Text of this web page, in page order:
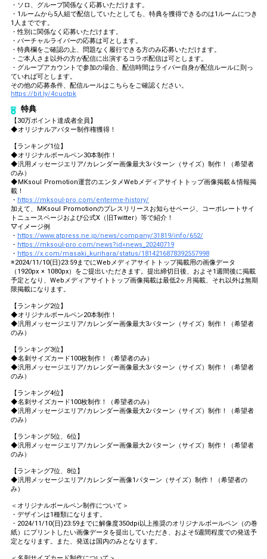
・ソロ、グループ関係なく応募いただけます。
・1ルームから5人組で配信していたとしても、特典を獲得できるのは1ルームにつき
1人までです。
・性別に関係なく応募いただけます。
・バーチャルライバーの応募は可とします。
・特典欄をご確認の上、問題なく履行できる方のみ応募いただけます。
・ご本人さま以外の方が配信に出演するコラボ配信は可とします。
・グループアカウントで参加の場合、配信時間はライバー自身が配信ルールに則っ
ていれば可とします。
その他の応募条件、配信ルールはこちらをご確認ください。
https://bit.ly/4cuotpk
特典
【30万ポイント達成者全員】
◆オリジナルアバター制作権獲得！
【ランキング1位】
◆オリジナルボールペン30本制作！
◆汎用メッセージエリア/カレンダー画像最大3パターン（サイズ）制作！（希望者
のみ）
◆MKsoul Promotion運営のエンタメWebメディアサイトトップ画像掲載＆情報掲
載！
・ https://mksoul-pro.com/enterme-history/
加えて、MKsoul Promotionのプレスリリースお知らせページ、コーポレートサイ
トニュースページおよび公式X（旧Twitter）等で紹介！
▽イメージ例
・ https://www.atpress.ne.jp/news/company/31819/info/652/
・ https://mksoul-pro.com/news?id=news_20240719
・ https://x.com/masaki_kurihara/status/1814216878392557998
※2024/11/10(日)23:59までにWebメディアサイトトップ掲載用の画像データ
（1920px × 1080px）をご提出いただきます。提出締切日後、およそ1週間後に掲載
予定となり、Webメディアサイトトップ画像掲載は最低2ヶ月掲載、それ以外は無期
限掲載になります。
【ランキング2位】
◆オリジナルボールペン20本制作！
◆汎用メッセージエリア/カレンダー画像最大3パターン（サイズ）制作！（希望者
のみ）
【ランキング3位】
◆名刺サイズカード100枚制作！（希望者のみ）
◆汎用メッセージエリア/カレンダー画像最大3パターン（サイズ）制作！（希望者
のみ）
【ランキング4位】
◆名刺サイズカード100枚制作！（希望者のみ）
◆汎用メッセージエリア/カレンダー画像最大2パターン（サイズ）制作！（希望者
のみ）
【ランキング5位、6位】
◆汎用メッセージエリア/カレンダー画像最大2パターン（サイズ）制作！（希望者
のみ）
【ランキング7位、8位】
◆汎用メッセージエリア/カレンダー画像1パターン（サイズ）制作！（希望者の
み）
＜オリジナルボールペン制作について＞
・デザインは1種類になります。
・2024/11/10(日)23:59までに解像度350dpi以上推奨のオリジナルボールペン（の巻
紙）にプリントしたい画像データを提出していただき、およそ5週間程度での発送予
定となります。また、発送は国内のみとなります。